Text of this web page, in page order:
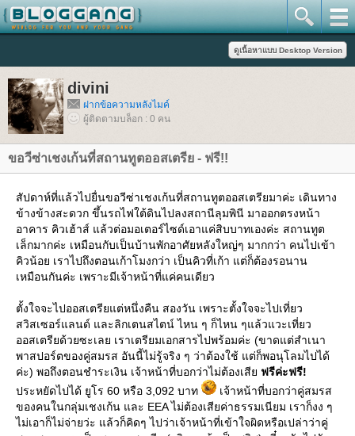
divini
ฝากข้อความหลังไมค์
ผู้ติดตามบล็อก : 0 คน
ขอวีซ่าเชงเก้นที่สถานทูตออสเตรีย - ฟรี!!
สัปดาห์ที่แล้วไปยื่นขอวีซ่าเชงเก้นที่สถานทูตออสเตรียมาค่ะ เดินทาง
ข้างข้างสะดวก ขึ้นรถไฟใต้ดินไปลงสถานีลุมพินี มาออกตรงหน้า
อาคาร คิวเฮ้าส์ แล้วต่อมอเตอร์ไซด์เอาแค่สิบบาทเองค่ะ สถานทูต
เล็กมากค่ะ เหมือนกับเป็นบ้านพักอาศัยหลังใหญ่ๆ มากกว่า คนไปเข้า
คิวน้อย เราไปถึงตอนเก้าโมงกว่า เป็นคิวที่เก้า แต่ก็ต้องรอนาน
เหมือนกันค่ะ เพราะมีเจ้าหน้าที่แค่คนเดียว
ตั้งใจจะไปออสเตรียแต่หนึ่งคืน สองวัน เพราะตั้งใจจะไปเที่ยว
สวิสเซอร์แลนด์ และลิกเตนสไตน์ ไหน ๆ ก็ไหน ๆแล้วแวะเที่ยว
ออสเตรียด้วยซะเลย เราเตรียมเอกสารไปพร้อมค่ะ (ขาดแต่สำเนา
พาสปอร์ตของคู่สมรส อันนี้ไม่รู้จริง ๆ ว่าต้องใช้ แต่ก็พอนุโลมไปได้
ค่ะ) พอถึงตอนชำระเงิน เจ้าหน้าที่บอกว่าไม่ต้องเสี ฟรีค่ะฟรี!
ประหยัดไปได้ ยูโร 60 หรือ 3,092 บาท
เจ้าหน้าที่บอกว่าคู่สมรส
ของคนในกลุ่มเชงเก้น และ EEA ไม่ต้องเสียค่าธรรมเนียม เราก็งง ๆ
ไม่เอาก็ไม่จ่ายว่ะ แล้วก็คิดๆ ไปว่าเจ้าหน้าที่เข้าใจผิดหรือเปล่าว่าคู่